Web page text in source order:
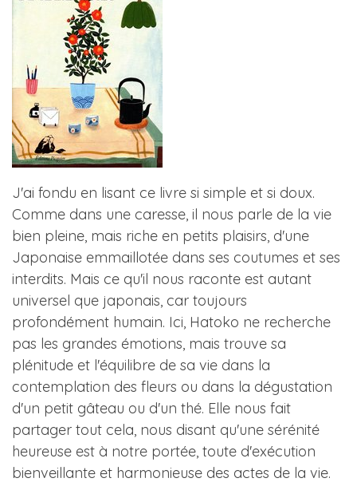
J'ai fondu en lisant ce livre si simple et si doux.
Comme dans une caresse, il nous parle de la vie
bien pleine, mais riche en petits plaisirs, d'une
Japonaise emmaillotée dans ses coutumes et ses
interdits. Mais ce qu'il nous raconte est autant
universel que japonais, car toujours
profondément humain. Ici, Hatoko ne recherche
pas les grandes émotions, mais trouve sa
plénitude et l'équilibre de sa vie dans la
contemplation des fleurs ou dans la dégustation
d'un petit gâteau ou d'un thé. Elle nous fait
partager tout cela, nous disant qu'une sérénité
heureuse est à notre portée, toute d'exécution
bienveillante et harmonieuse des actes de la vie.